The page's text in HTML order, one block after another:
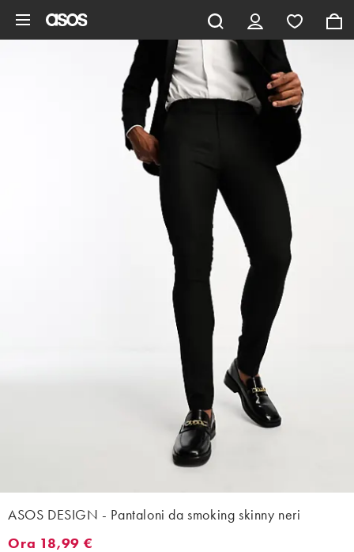
ASOS DESIGN - Pantaloni da smoking skinny neri
Ora 18,99 €. Miglior prezzo ultimi 30 giorni 18,99 € (0%).
Ora 18,99 €